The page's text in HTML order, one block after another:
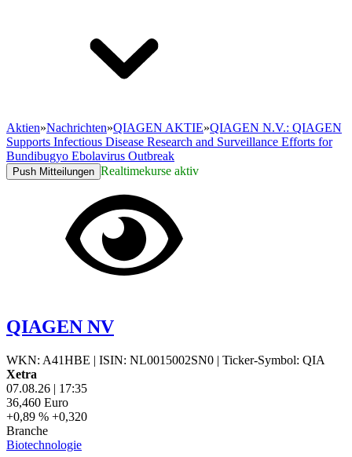
Aktien»Nachrichten»QIAGEN AKTIE»QIAGEN N.V.: QIAGEN
Supports Infectious Disease Research and Surveillance Efforts for
Bundibugyo Ebolavirus Outbreak
Push Mitteilungen Realtimekurse aktiv
QIAGEN NV
WKN: A41HBE | ISIN: NL0015002SN0 | Ticker-Symbol: QIA
Xetra
07.08.26 | 17:35
36,460 Euro
+0,89 % +0,320
Branche
Biotechnologie